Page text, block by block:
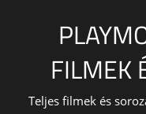
FILMEK
Teljes filmek és